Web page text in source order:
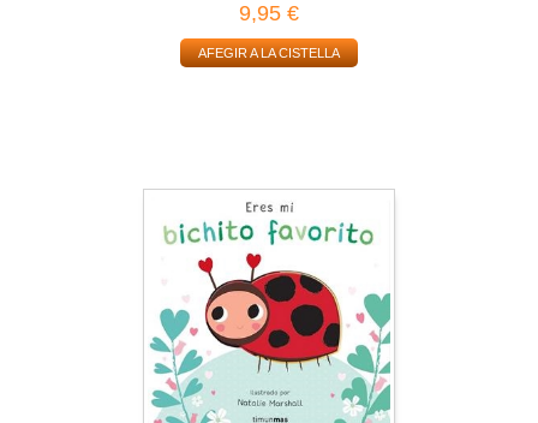
9,95 €
AFEGIR A LA CISTELLA